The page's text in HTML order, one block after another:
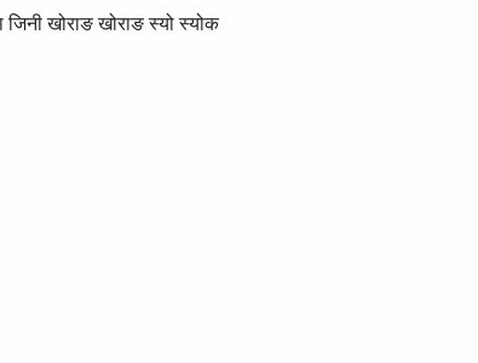
जिनी खोराङ खोराङ स्यो स्योक